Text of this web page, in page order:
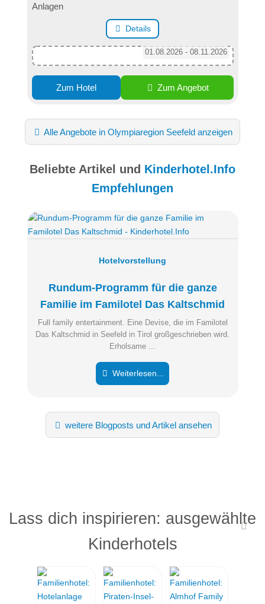
Anlagen
Details
01.08.2026 - 08.11.2026
Zum Hotel Zum Angebot
Alle Angebote in Olympiaregion Seefeld anzeigen
Beliebte Artikel und Kinderhotel.Info
Empfehlungen
Rundum-Programm für die ganze
Familie im Familotel Das Kaltschmid
Hotelvorstellung
Full family entertainment. Eine Devise, die im Familotel
Das Kaltschmid in Seefeld in Tirol großgeschrieben wird.
Erholsame ...
Weiterlesen...
weitere Blogposts und Artikel ansehen
Lass dich inspirieren: ausgewählte
Kinderhotels